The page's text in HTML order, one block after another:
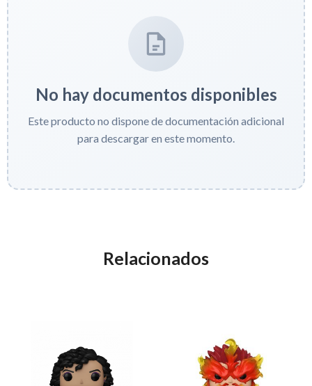
No hay documentos disponibles
Este producto no dispone de documentación adicional
para descargar en este momento.
Relacionados